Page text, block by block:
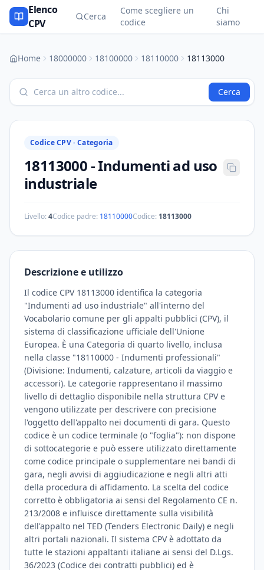
Elenco
CPV
Cerca
Come scegliere un
codice
Chi
siamo
Home 18000000 18100000 18110000 18113000
Cerca
Codice CPV · Categoria
18113000-Indumenti ad uso
industriale
Livello:4Codice padre: 18110000Codice: 18113000
Descrizione e utilizzo
Il codice CPV 18113000 identifica la categoria
"Indumenti ad uso industriale" all'interno del
Vocabolario comune per gli appalti pubblici (CPV), il
sistema di classificazione ufficiale dell'Unione
Europea. È una Categoria di quarto livello, inclusa
nella classe "18110000 - Indumenti professionali"
(Divisione: Indumenti, calzature, articoli da viaggio e
accessori). Le categorie rappresentano il massimo
livello di dettaglio disponibile nella struttura CPV e
vengono utilizzate per descrivere con precisione
l'oggetto dell'appalto nei documenti di gara. Questo
codice è un codice terminale (o "foglia"): non dispone
di sottocategorie e può essere utilizzato direttamente
come codice principale o supplementare nei bandi di
gara, negli avvisi di aggiudicazione e negli altri atti
della procedura di affidamento. La scelta del codice
corretto è obbligatoria ai sensi del Regolamento CE n.
213/2008 e influisce direttamente sulla visibilità
dell'appalto nel TED (Tenders Electronic Daily) e negli
altri portali nazionali. Il sistema CPV è adottato da
tutte le stazioni appaltanti italiane ai sensi del D.Lgs.
36/2023 (Codice dei contratti pubblici) ed è